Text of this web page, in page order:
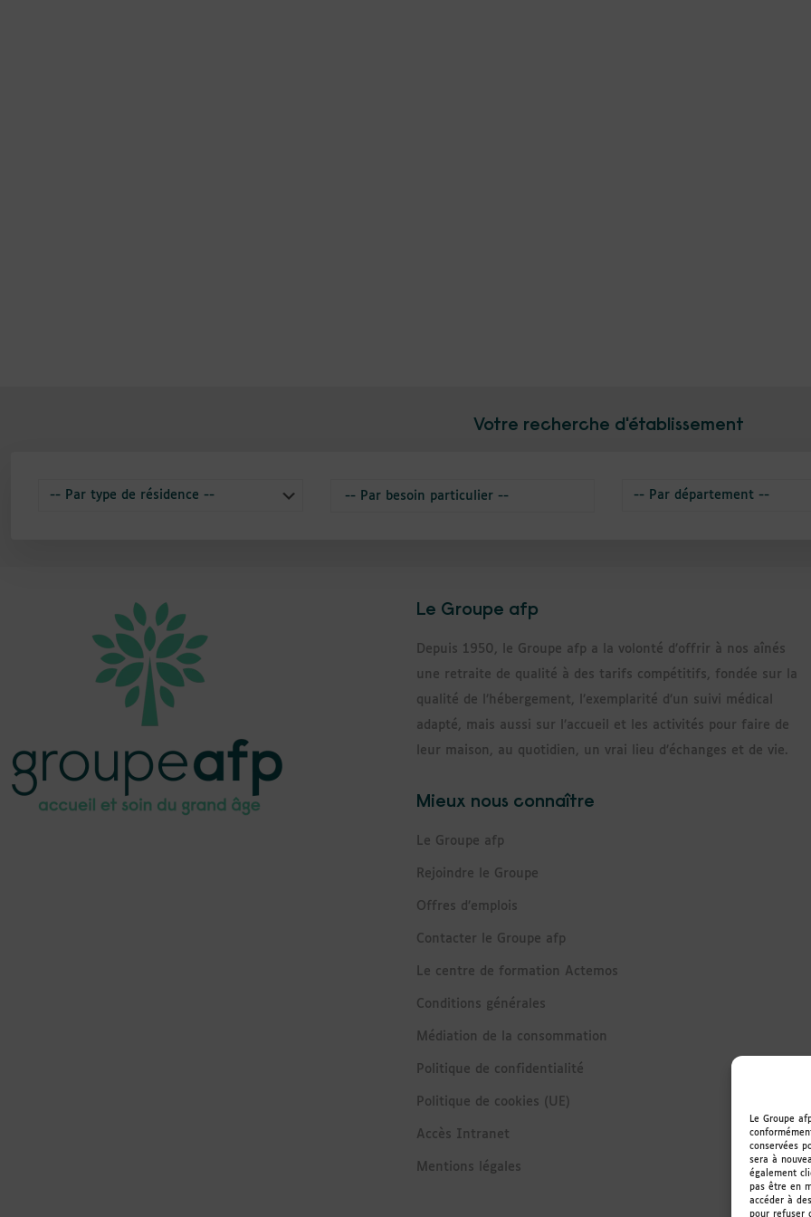
Le Groupe
conservées
sera à
également
pas être en
accéder à
pour refuser
Votre recherche d'établissement
Le Groupe afp
Depuis 1950, le Groupe afp a la volonté d’offrir à nos aînés
une retraite de qualité à des tarifs compétitifs, fondée sur la
qualité de l’hébergement, l’exemplarité d’un suivi médical
adapté, mais aussi sur l’accueil et les activités pour faire de
leur maison, au quotidien, un vrai lieu d’échanges et de vie.
Mieux nous connaître
Le Groupe afp
Rejoindre le Groupe
Offres d’emplois
Contacter le Groupe afp
Le centre de formation Actemos
Conditions générales
Médiation de la consommation
Politique de confidentialité
Politique de cookies (UE)
Accès Intranet
Mentions légales